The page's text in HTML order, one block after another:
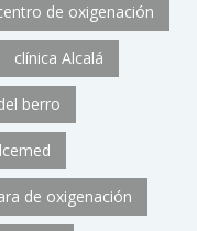
de oxigenación
clínica Alcalá
berro
de oxigenación